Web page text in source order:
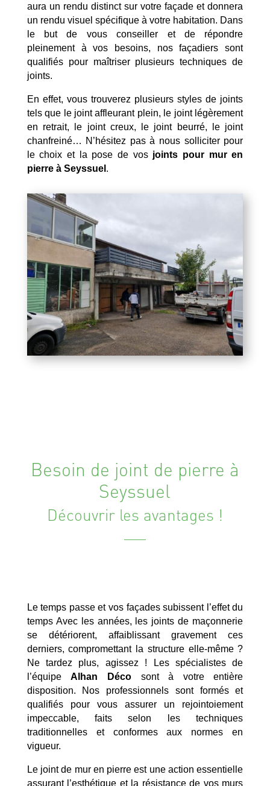
aura un rendu distinct sur votre façade et donnera
un rendu visuel spécifique à votre habitation. Dans
le but de vous conseiller et de répondre
pleinement à vos besoins, nos façadiers sont
qualifiés pour maîtriser plusieurs techniques de
joints.
En effet, vous trouverez plusieurs styles de joints
tels que le joint affleurant plein, le joint légèrement
en retrait, le joint creux, le joint beurré, le joint
chanfreiné… N’hésitez pas à nous solliciter pour
le choix et la pose de vos joints pour mur en
pierre à Seyssuel .
Besoin de joint de pierre à
Seyssuel
Découvrir les avantages !
Le temps passe et vos façades subissent l’effet du
temps Avec les années, les joints de maçonnerie
se détériorent, affaiblissant gravement ces
derniers, compromettant la structure elle-même ?
Ne tardez plus, agissez ! Les spécialistes de
l’équipeAlhan Décosont à votre entière
disposition. Nos professionnels sont formés et
qualifiés pour vous assurer un rejointoiement
impeccable, faits selon les techniques
traditionnelles et conformes aux normes en
vigueur.
Le joint de mur en pierre est une action essentielle
assurant l’esthétique et la résistance de vos murs